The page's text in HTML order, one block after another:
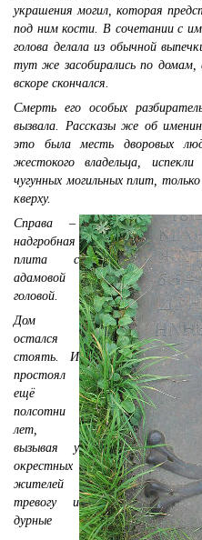
украшения могил, которая
под ним кости. В сочетании с
голова делала из обычной
тут же засобирались по домам,
вскоре скончался.
Смерть его особых
вызвала. Рассказы же об
это была месть дворовых
жестокого владельца,
чугунных могильных плит,
кверху.
Справа –
надгробная
плита с
адамовой
головой.
Дом
остался
стоять. И
простоял
ещё
полсотни
лет,
вызывая у
окрестных
жителей
тревогу и
дурные